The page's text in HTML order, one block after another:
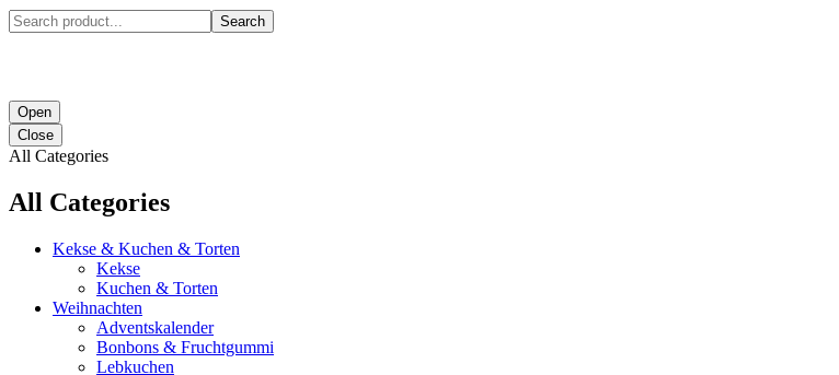
Search
Open
Close
All Categories
All Categories
Kekse & Kuchen & Torten
Kekse
Kuchen & Torten
Weihnachten
Adventskalender
Bonbons & Fruchtgummi
Lebkuchen